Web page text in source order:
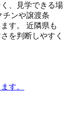
、見学できる場
チンや譲渡条
す。 近隣県も
を判断しやすく
す。